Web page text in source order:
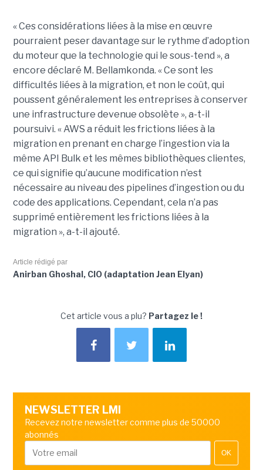
« Ces considérations liées à la mise en œuvre
pourraient peser davantage sur le rythme d’adoption
du moteur que la technologie qui le sous-tend », a
encore déclaré M. Bellamkonda. « Ce sont les
difficultés liées à la migration, et non le coût, qui
poussent généralement les entreprises à conserver
une infrastructure devenue obsolète », a-t-il
poursuivi. « AWS a réduit les frictions liées à la
migration en prenant en charge l’ingestion via la
même API Bulk et les mêmes bibliothèques clientes,
ce qui signifie qu’aucune modification n’est
nécessaire au niveau des pipelines d’ingestion ou du
code des applications. Cependant, cela n’a pas
supprimé entièrement les frictions liées à la
migration », a-t-il ajouté.
Article rédigé par
Anirban Ghoshal, CIO (adaptation Jean Elyan)
Cet article vous a plu? Partagez le !
NEWSLETTER LMI
Recevez notre newsletter comme plus de 50000
abonnés
OK